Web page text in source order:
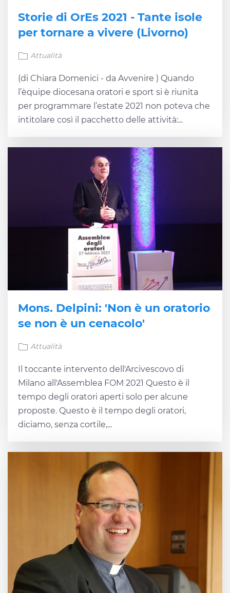
Storie di OrEs 2021 - Tante isole
per tornare a vivere (Livorno)
Attualità
(di Chiara Domenici - da Avvenire ) Quando
l’èquipe diocesana oratori e sport si è riunita
per programmare l’estate 2021 non poteva che
intitolare così il pacchetto delle attività:...
Mons. Delpini: 'Non è un oratorio
se non è un cenacolo'
Attualità
Il toccante intervento dell'Arcivescovo di
Milano all'Assemblea FOM 2021 Questo è il
tempo degli oratori aperti solo per alcune
proposte. Questo è il tempo degli oratori,
diciamo, senza cortile,...